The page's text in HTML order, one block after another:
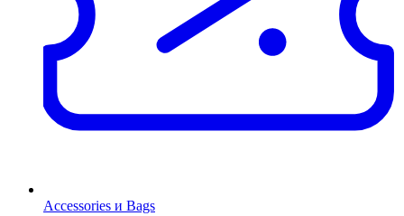
Accessories и Bags